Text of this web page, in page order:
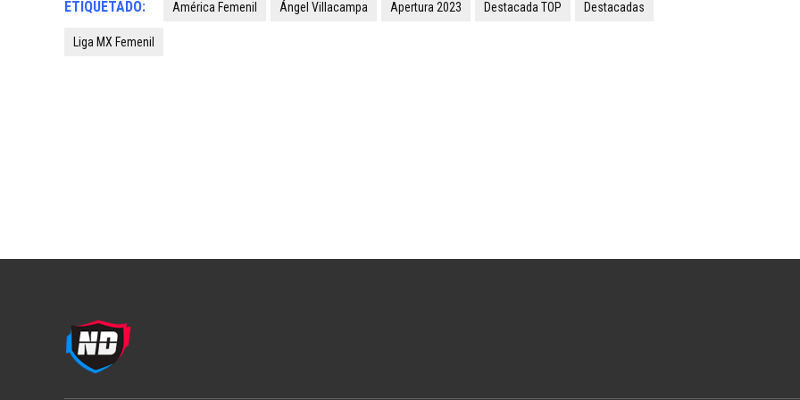
ETIQUETADO: América Femenil Ángel Villacampa Apertura 2023 Destacada TOP Destacadas
Liga MX Femenil